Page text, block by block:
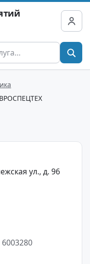
ул., д. 96
6003280